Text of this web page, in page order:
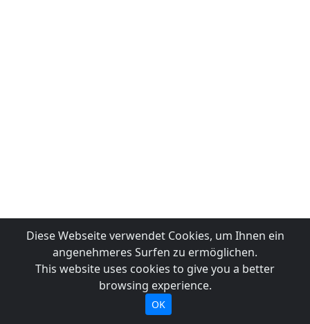
Diese Webseite verwendet Cookies, um Ihnen ein
angenehmeres Surfen zu ermöglichen.
This website uses cookies to give you a better
browsing experience.
OK